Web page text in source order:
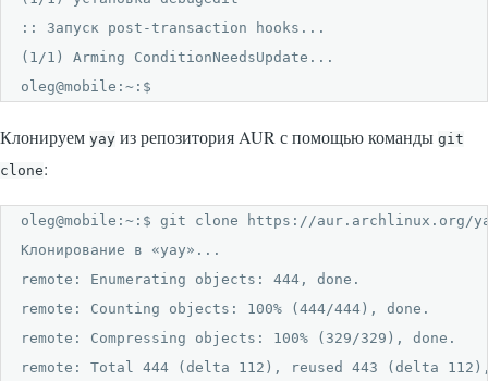
:: Запуск post-transaction hooks...
(1/1) Arming ConditionNeedsUpdate...
oleg@mobile:~:$
Клонируем yay из репозитория AUR с помощью команды git
clone:
oleg@mobile:~:$ git clone https://aur.archlinux.org/
Клонирование в «yay»...
remote: Enumerating objects: 444, done.
remote: Counting objects: 100% (444/444), done.
remote: Compressing objects: 100% (329/329), done.
remote: Total 444 (delta 112), reused 443 (delta